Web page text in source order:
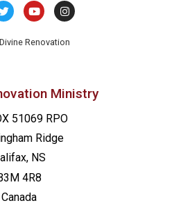
Renovation
Ministry
51069 RPO
Ridge
NS
4R8
Canada